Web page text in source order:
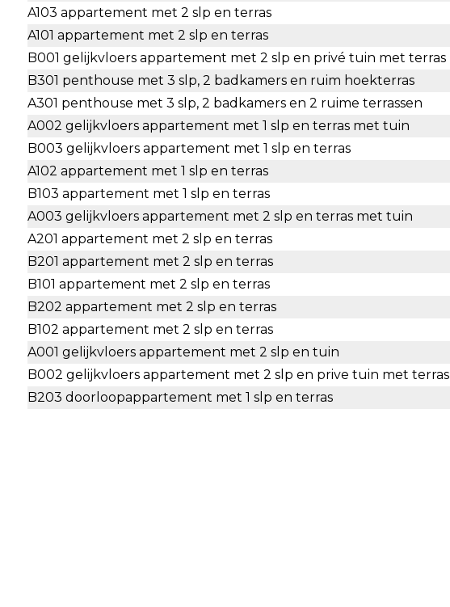
A103 appartement met 2 slp en terras
A101 appartement met 2 slp en terras
B001 gelijkvloers appartement met 2 slp en privé tuin met terras
B301 penthouse met 3 slp, 2 badkamers en ruim hoekterras
A301 penthouse met 3 slp, 2 badkamers en 2 ruime terrassen
A002 gelijkvloers appartement met 1 slp en terras met tuin
B003 gelijkvloers appartement met 1 slp en terras
A102 appartement met 1 slp en terras
B103 appartement met 1 slp en terras
A003 gelijkvloers appartement met 2 slp en terras met tuin
A201 appartement met 2 slp en terras
B201 appartement met 2 slp en terras
B101 appartement met 2 slp en terras
B202 appartement met 2 slp en terras
B102 appartement met 2 slp en terras
A001 gelijkvloers appartement met 2 slp en tuin
B002 gelijkvloers appartement met 2 slp en prive tuin met terras
B203 doorloopappartement met 1 slp en terras